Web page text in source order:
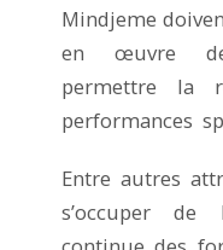
Mindjeme
en œuvre de
permettre la
performances
Entre autres
s’occuper